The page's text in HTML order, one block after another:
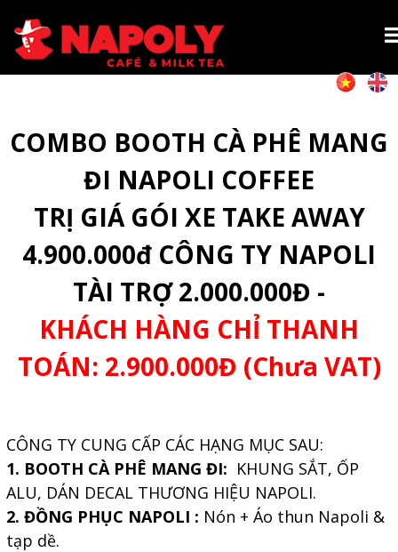
COMBO BOOTH CÀ PHÊ MANG
ĐI NAPOLI COFFEE
TRỊ GIÁ GÓI XE TAKE AWAY
4.900.000đ CÔNG TY NAPOLI
TÀI TRỢ 2.000.000Đ -
KHÁCH HÀNG CHỈ THANH
TOÁN: 2.900.000Đ (Chưa VAT)
CÔNG TY CUNG CẤP CÁC HẠNG MỤC SAU:
1. BOOTH CÀ PHÊ MANG ĐI: KHUNG SẮT, ỐP
ALU, DÁN DECAL THƯƠNG HIỆU NAPOLI.
2. ĐỒNG PHỤC NAPOLI : Nón + Áo thun Napoli &
tạp dề.